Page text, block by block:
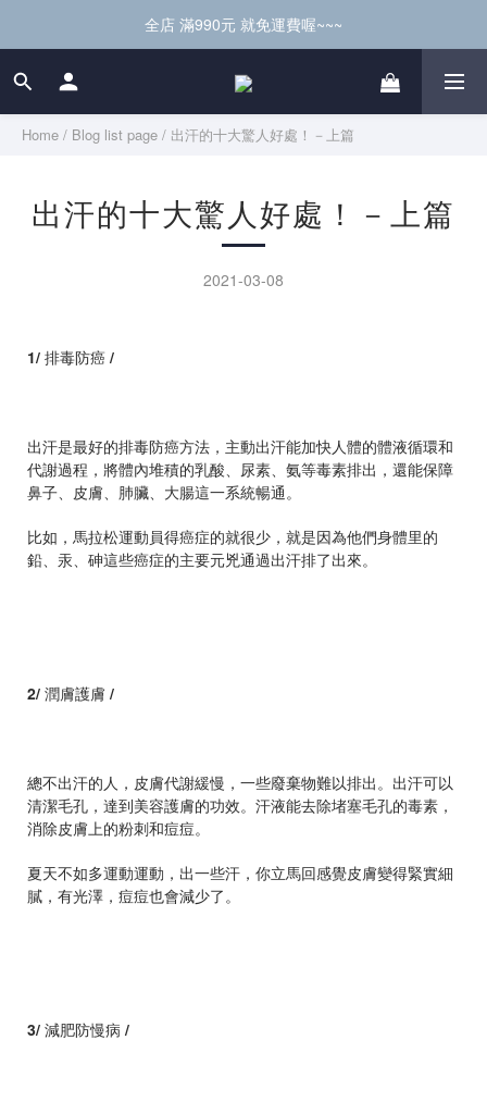
全店 滿990元 就免運費喔~~~
Home / Blog list page / 出汗的十大驚人好處！－上篇
出汗的十大驚人好處！－上篇
2021-03-08
1/ 排毒防癌 /
出汗是最好的排毒防癌方法，主動出汗能加快人體的體液循環和
代謝過程，將體內堆積的乳酸、尿素、氨等毒素排出，還能保障
鼻子、皮膚、肺臟、大腸這一系統暢通。
比如，馬拉松運動員得癌症的就很少，就是因為他們身體里的
鉛、汞、砷這些癌症的主要元兇通過出汗排了出來。
2/ 潤膚護膚 /
總不出汗的人，皮膚代謝緩慢，一些廢棄物難以排出。出汗可以
清潔毛孔，達到美容護膚的功效。汗液能去除堵塞毛孔的毒素，
消除皮膚上的粉刺和痘痘。
夏天不如多運動運動，出一些汗，你立馬回感覺皮膚變得緊實細
膩，有光澤，痘痘也會減少了。
3/ 減肥防慢病 /